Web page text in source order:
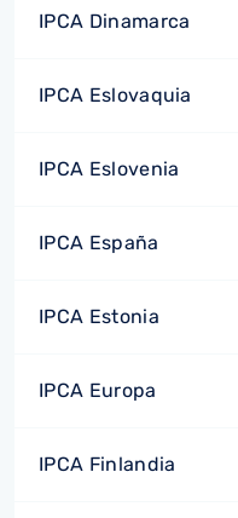
IPCA Dinamarca
IPCA Eslovaquia
IPCA Eslovenia
IPCA España
IPCA Estonia
IPCA Europa
IPCA Finlandia